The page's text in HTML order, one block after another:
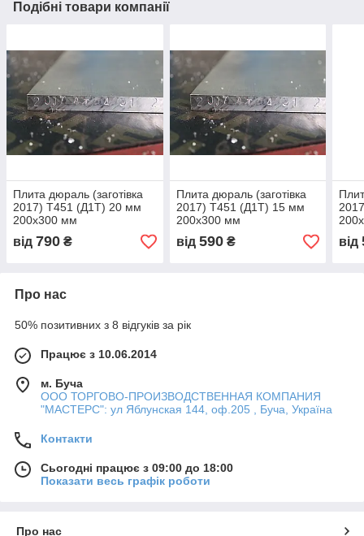
Подібні товари компанії
Плита дюраль (заготівка
2017) T451 (Д1Т) 20 мм
200х300 мм
від 790 ₴
Плита дюраль (заготівка
2017) T451 (Д1Т) 15 мм
200х300 мм
від 590₴ від
Про нас
50% позитивних з 8 відгуків за рік
Працює з 10.06.2014
м. Буча
ООО ТОРГОВО-ПРОИЗВОДСТВЕННАЯ КОМПАНИЯ
"МАСТЕРС": ул Яблунская 144, оф.205 , Буча, Україна
Контакти
Сьогодні працює з 09:00 до 18:00
Показати весь графік роботи
Про нас